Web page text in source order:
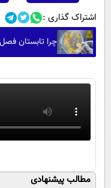
اشتراک گذاری :
چرا تابستان
مطالب پیشنهادی